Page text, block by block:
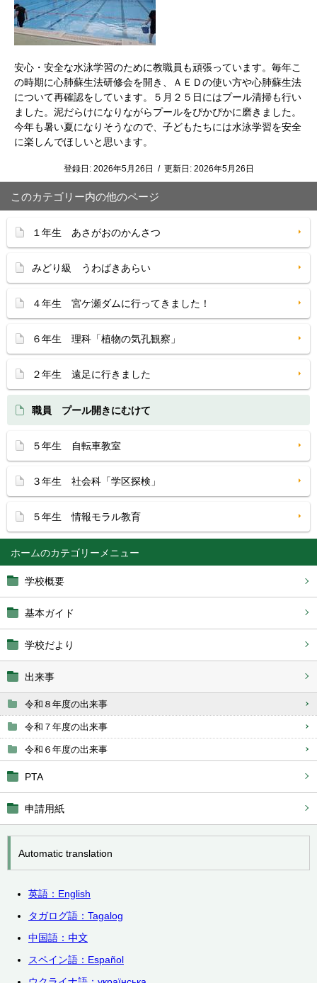
ホーム
学校概要
基本ガイド
学校だより
出来事
令和８年度の出来事
令和７年度の出来事
令和６年度の出来事
PTA
申請用紙
Automatic translation
英語：English
タガログ語： Tagalog
中国語： 中文
スペイン語： Español
安心・安全な水泳学習のために教職員も頑張っています。毎年こ
の時期に心肺蘇生法研修会を開き、ＡＥＤの使い方や心肺蘇生法
について再確認をしています。５月２５日にはプール清掃も行い
ました。泥だらけになりながらプールをぴかぴかに磨きました。
今年も暑い夏になりそうなので、子どもたちには水泳学習を安全
に楽しんでほしいと思います。
登録日: 2026年5月26日 / 更新日: 2026年5月26日
このカテゴリー内の他のページ
１年生 あさがおのかんさつ
みどり級 うわばきあらい
４年生 宮ケ瀬ダムに行ってきました！
６年生 理科「植物の気孔観察」
２年生 遠足に行きました
職員 プール開きにむけて
５年生 自転車教室
３年生 社会科「学区探検」
５年生 情報モラル教育